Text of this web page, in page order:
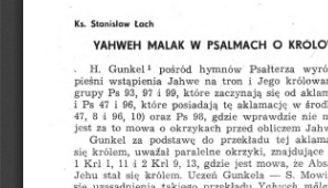
Ks. Stanislaw Łach
YAKWEH MALAK W PSALMACH O
< H. Gunkel1 pośród hymnów Psałterza
pieśni wstąpienia Jahwe na tron i Jego
grupy Ps 93, 97 i 99, które zaczynają się od
i Ps 47 i 96, które posiadają tę aklamację w
47, 8 i 96, 10) oraz Ps 98, gdzie wprawdzie nie
jest za to mowa o okrzykach przed obliczem
Gunkel
za podstawę do przekładu tej
się królem, uważał paralelne okrzyki, znajdujące
1 Kri 1, 11 i 2 Kri 9, 13, gdzie jest mowa, że
Jehu stał się królem. Uczeń Gunkela — S.